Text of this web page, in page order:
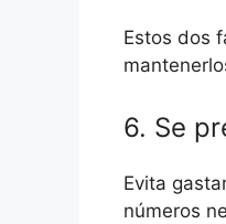
Estos dos
6. Se
Evita
números